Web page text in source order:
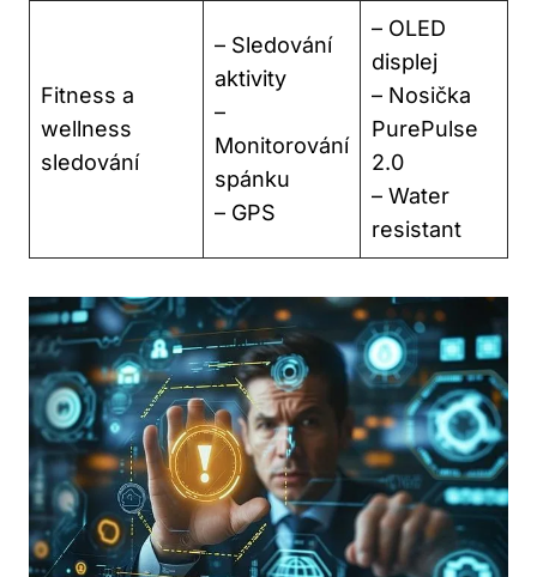
Fitness a
wellness ​
sledování
– Sledování
aktivity
–
Monitorování
⁢spánku
– GPS
– ​OLED
displej
– Nosička
PurePulse
2.0
– Water
resistant